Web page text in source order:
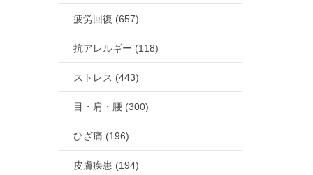
疲労回復 (657)
抗アレルギー (118)
ストレス (443)
目・肩・腰 (300)
ひざ痛 (196)
皮膚疾患 (194)